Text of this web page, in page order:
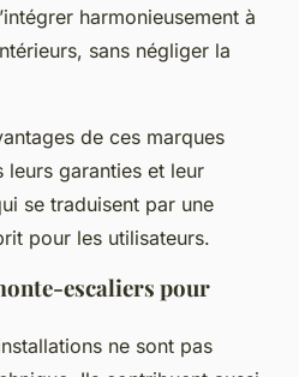
harmonieusement à
sans négliger la
de ces marques
leurs garanties et leur
se traduisent par une
pour les utilisateurs.
escaliers pour
ne sont pas